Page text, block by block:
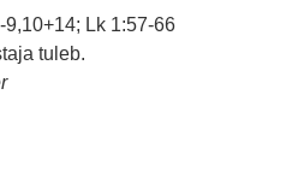
Lk 1:57-66
tuleb.